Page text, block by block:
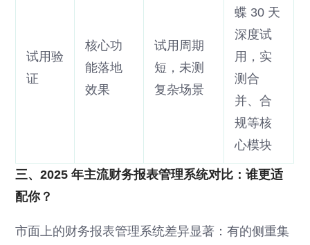
试用验
证
核心功
能落地
效果
试用周期
短，未测
复杂场景
蝶 30 天
深度试
用，实
测合
并、合
规等核
心模块
三、2025 年主流财务报表管理系统对比：谁更适
配你？
市面上的财务报表管理系统差异显著：有的侧重集